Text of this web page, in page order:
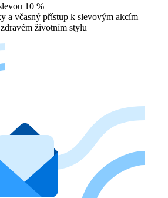
10 %
a včasný přístup k slevovým akcím
životním stylu